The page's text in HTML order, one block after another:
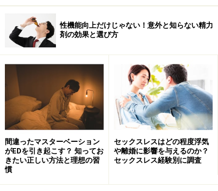
出典：浜松町第一クリニック│セックスレスに関するインターネット
調査（インターネット集計）
https://www.hama1-cl.jp/internet_research/int_enq_sexless.html
浜松町第一クリニック│妊活中のセックスに関する実態調査2020（イ
https://www.hama1-cl.jp/internet_research/pregnancy_life.html
気になるED、ケアはいつ頃から考えるのが
正解？
■性行為中に違和感が現れたら、それがタイミング
性機能向上だけじゃない！意外と知らない精力
剤の効果と選び方
間違ったマスターベーション
がEDを引き起こす？ 知ってお
きたい正しい方法と理想の習
慣
セックスレスはどの程度浮気
や離婚に影響を与えるのか？
セックスレス経験別に調査